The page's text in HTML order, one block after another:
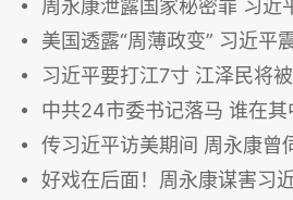
周永康泄露国家秘密罪 习近
美国透露“周薄政变” 习近平
习近平要打江7寸 江泽民将
中共24市委书记落马 谁在其
传习近平访美期间 周永康曾
好戏在后面！周永康谋害习